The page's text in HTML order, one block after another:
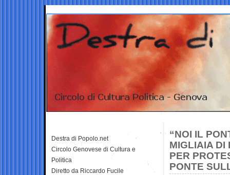
“NOI IL
MIGLIAIA DI
PER
PONTE
Destra di Popolo.net
Circolo Genovese di Cultura e
Politica
Diretto da Riccardo Fucile